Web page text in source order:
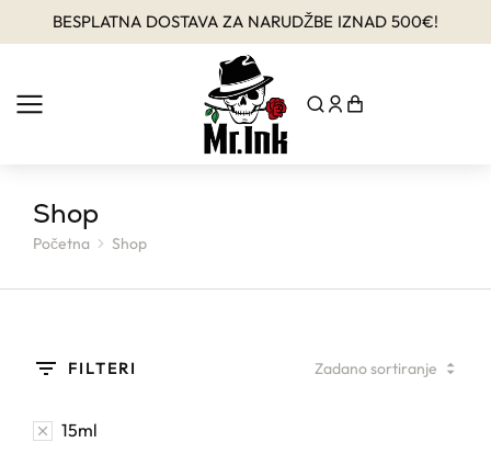
BESPLATNA DOSTAVA ZA NARUDŽBE IZNAD 500€!
Shop
You are here:
Početna Shop
FILTERI
15ml